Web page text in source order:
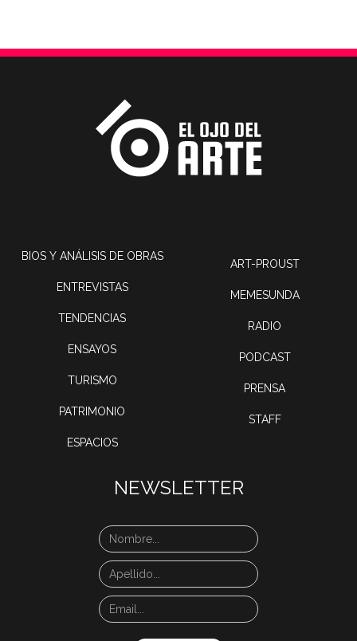
BIOS Y ANÁLISIS DE OBRAS
ENTREVISTAS
TENDENCIAS
ENSAYOS
TURISMO
PATRIMONIO
ESPACIOS
ART-PROUST
MEMESUNDA
RADIO
PODCAST
PRENSA
STAFF
NEWSLETTER